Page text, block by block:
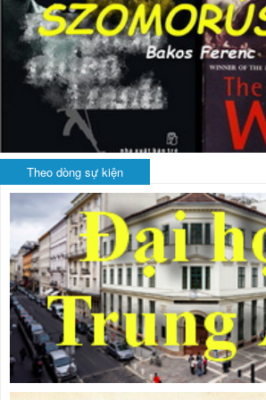
Theo dòng sự kiện